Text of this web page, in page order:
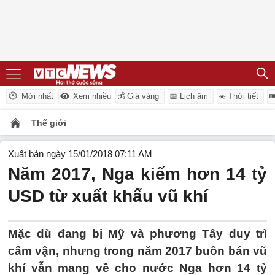
Mới nhất Xem nhiều 💰 Giá vàng 📅 Lịch âm ☀️ Thời tiết
Thế giới
Xuất bản ngày 15/01/2018 07:11 AM
Năm 2017, Nga kiếm hơn 14 tỷ
USD từ xuất khẩu vũ khí
Mặc dù đang bị Mỹ và phương Tây duy trì
cấm vận, nhưng trong năm 2017 buôn bán vũ
khí vẫn mang về cho nước Nga hơn 14 tỷ